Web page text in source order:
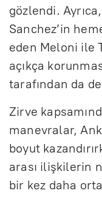
gözlendi.
Sanchez’in
eden Meloni ile
açıkça
tarafından da
Zirve
manevralar,
boyut
arası ilişkilerin
bir kez daha